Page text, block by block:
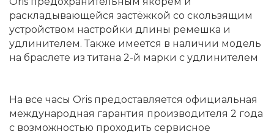
раскладывающейся застёжкой со скользящим
устройством настройки длины ремешка и
удлинителем. Также имеется в наличии модель
на браслете из титана 2-й марки с удлинителем
На все часы Oris предоставляется официальная
международная гарантия производителя 2 года
с возможностью проходить сервисное